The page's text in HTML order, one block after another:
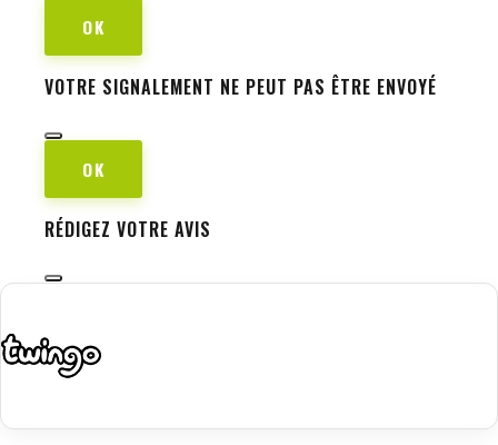
OK
VOTRE SIGNALEMENT NE PEUT PAS ÊTRE ENVOYÉ
OK
RÉDIGEZ VOTRE AVIS